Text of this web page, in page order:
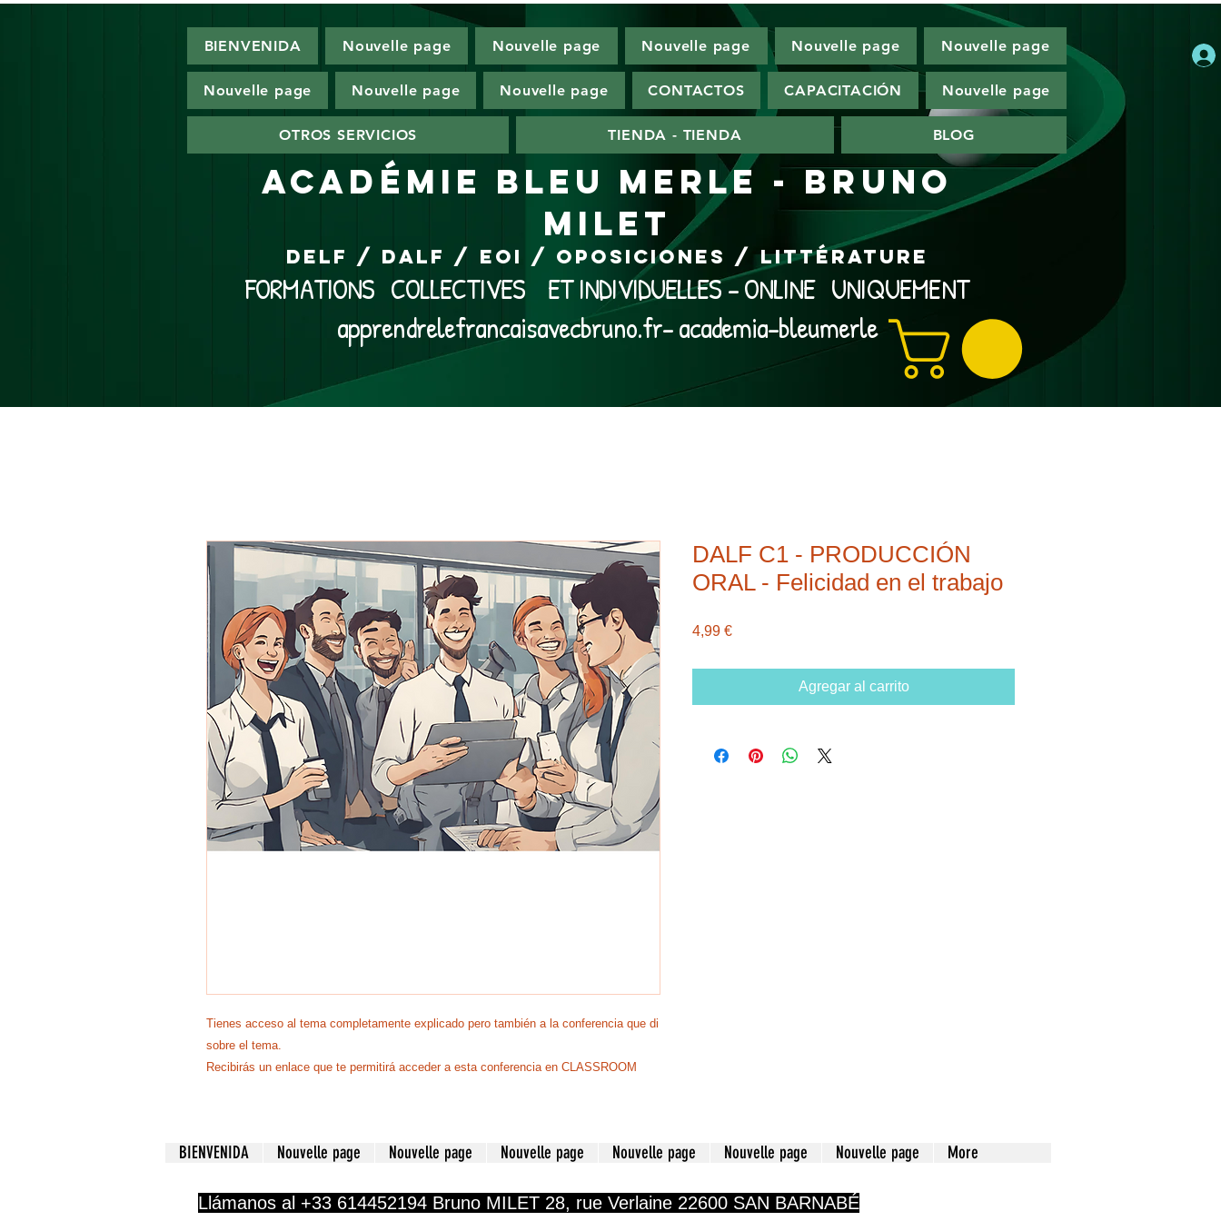
BIENVENIDA Nouvelle page Nouvelle page Nouvelle page Nouvelle page Nouvelle page
Nouvelle page Nouvelle page Nouvelle page CONTACTOS CAPACITACIÓN Nouvelle page
OTROS SERVICIOS TIENDA - TIENDA BLOG
ACADÉMIE BLEU MERLE - Bruno
MILET
DELF / DALF / EOI / Oposiciones / Littérature
FORMATIONS COLLECTIVES ET INDIVIDUELLES - ONLINE UNIQUEMENT
apprendrelefrancaisavecbruno.fr- academia-bleumerle
Tienes acceso al tema completamente explicado pero también a la conferencia que di
sobre el tema.
Recibirás un enlace que te permitirá acceder a esta conferencia en CLASSROOM
DALF C1 - PRODUCCIÓN
ORAL - Felicidad en el trabajo
4,99 €Precio
Agregar al carrito
BIENVENIDA Nouvelle page Nouvelle page Nouvelle page Nouvelle page Nouvelle page Nouvelle page More
Llámanos al +33 614452194 Bruno MILET 28, rue Verlaine 22600 SAN BARNABÉ